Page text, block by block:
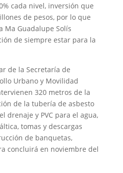
cada nivel, inversión que
de pesos, por lo que
Ma Guadalupe Solís
de siempre estar para la
de la Secretaría de
Urbano y Movilidad
320 metros de la
de la tubería de asbesto
drenaje y PVC para el agua,
tomas y descargas
de banquetas,
concluirá en noviembre del